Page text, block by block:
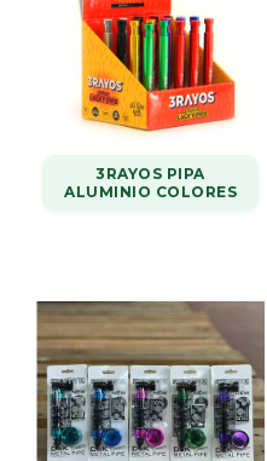
3RAYOS PIPA
ALUMINIO COLORES